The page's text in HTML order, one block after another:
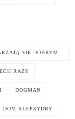
SIĘ DOBRYM
RAZY
DOGMAN
DOM KLEPSYDRY